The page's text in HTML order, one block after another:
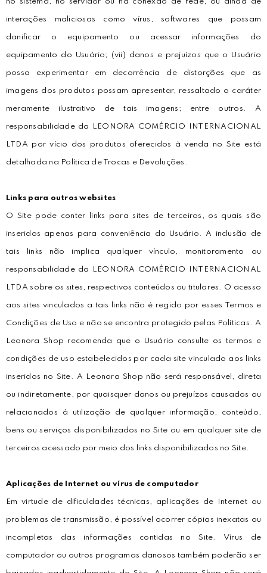
interações maliciosas como vírus, softwares que possam
danificar o equipamento ou acessar informações do
equipamento do Usuário; (vii) danos e prejuízos que o Usuário
possa experimentar em decorrência de distorções que as
imagens dos produtos possam apresentar, ressaltado o caráter
meramente ilustrativo de tais imagens; entre outros. A
responsabilidade da LEONORA COMÉRCIO INTERNACIONAL
LTDA por vício dos produtos oferecidos à venda no Site está
detalhada na Política de Trocas e Devoluções.
Links para outros websites
O Site pode conter links para sites de terceiros, os quais são
inseridos apenas para conveniência do Usuário. A inclusão de
tais links não implica qualquer vínculo, monitoramento ou
responsabilidade da LEONORA COMÉRCIO INTERNACIONAL
LTDA sobre os sites, respectivos conteúdos ou titulares. O acesso
aos sites vinculados a tais links não é regido por esses Termos e
Condições de Uso e não se encontra protegido pelas Políticas. A
Leonora Shop recomenda que o Usuário consulte os termos e
condições de uso estabelecidos por cada site vinculado aos links
inseridos no Site. A Leonora Shop não será responsável, direta
ou indiretamente, por quaisquer danos ou prejuízos causados ou
relacionados à utilização de qualquer informação, conteúdo,
bens ou serviços disponibilizados no Site ou em qualquer site de
terceiros acessado por meio dos links disponibilizados no Site.
Aplicações de Internet ou vírus de computador
Em virtude de dificuldades técnicas, aplicações de Internet ou
problemas de transmissão, é possível ocorrer cópias inexatas ou
incompletas das informações contidas no Site. Vírus de
computador ou outros programas danosos também poderão ser